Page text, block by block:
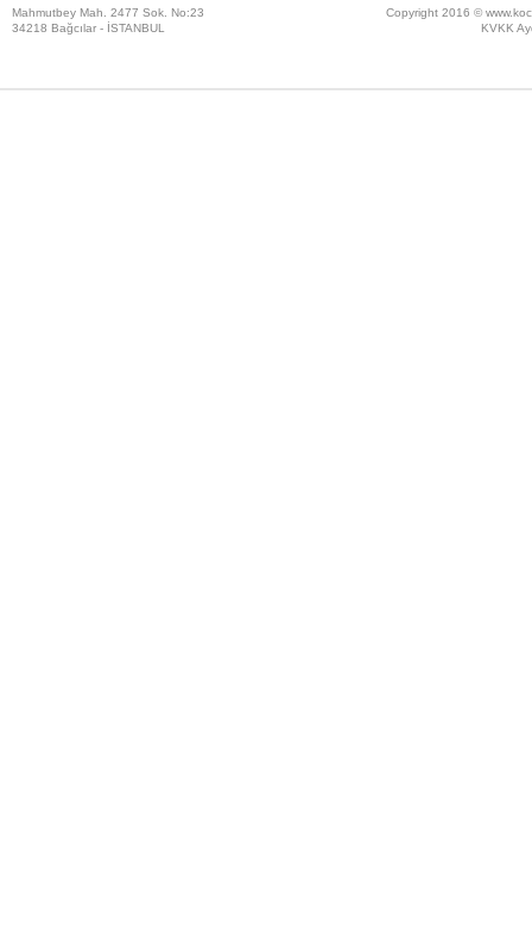
Mahmutbey Mah. 2477 Sok. No:23
34218 Bağcılar - İSTANBUL
Copyright 2016 ©
KVKK